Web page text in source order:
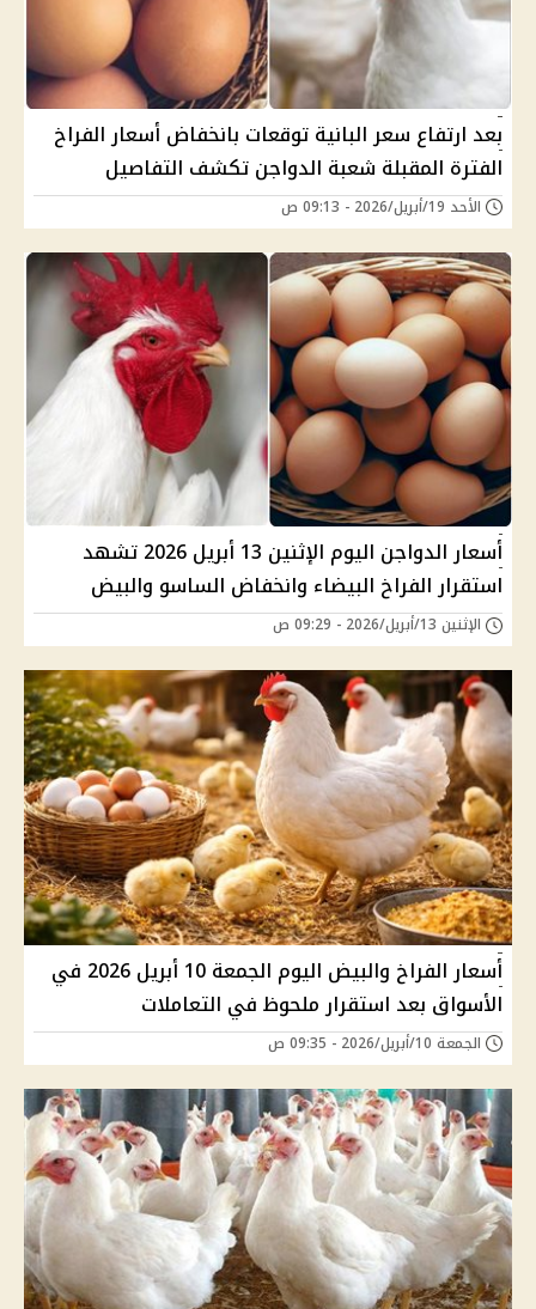
بعد ارتفاع سعر البانية توقعات بانخفاض أسعار الفراخ
الفترة المقبلة شعبة الدواجن تكشف التفاصيل
الأحد 19/أبريل/2026 - 09:13 ص
أسعار الدواجن اليوم الإثنين 13 أبريل 2026 تشهد
استقرار الفراخ البيضاء وانخفاض الساسو والبيض
الإثنين 13/أبريل/2026 - 09:29 ص
أسعار الفراخ والبيض اليوم الجمعة 10 أبريل 2026 في
الأسواق بعد استقرار ملحوظ في التعاملات
الجمعة 10/أبريل/2026 - 09:35 ص